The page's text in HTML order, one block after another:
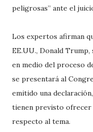
peligrosas” ante el
Los expertos afirman
EE.UU., Donald
en medio del proceso
se presentará al
emitido una
tienen previsto ofrecer
respecto al tema.